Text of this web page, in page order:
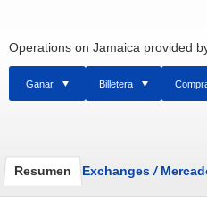
Operations on Jamaica provided
Ganar Billetera
Resumen Exchanges /